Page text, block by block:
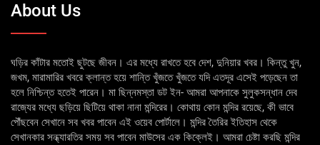
About Us
ঘড়ির কাঁটার মতোই ছুটছে জীবন। এর মধ্যে রাখতে হবে দেশ, দুনিয়ার খবর। কিন্তু খুন,
জখম, মারামারির খবরে ক্লান্ত হয়ে শান্তি খুঁজতে খুঁজতে যদি এতদূর এসেই পড়েছেন তা
হলে নিশ্চিন্ত হতেই পারেন। মা ছিন্নমস্তা ডট ইন- আমরা আপনাকে সুলুকসন্ধান দেব
রাজ্যের মধ্যে ছড়িয়ে ছিটিয়ে থাকা নানা মন্দিরের। কোথায় কোন মন্দির রয়েছে, কী ভাবে
পৌঁছবেন সেখানে সব খবর পাবেন এই ওয়েব পোর্টালে। মন্দির তৈরির ইতিহাস থেকে
সেখানকার সন্ধ্যারতির সময় সব পাবেন মাউসের এক কিক্লেই। আমরা চেষ্টা করছি মন্দির